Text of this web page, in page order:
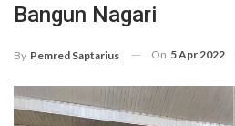
Bangun Nagari
By Pemred Saptarius On 5 Apr 2022